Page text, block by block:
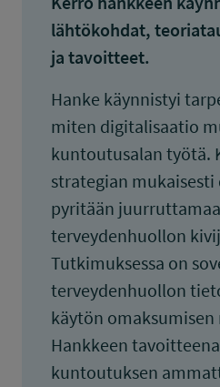
lähtökohdat,
ja tavoitteet.
Hanke käynnistyi
miten digitalisaatio
kuntoutusalan työtä.
strategian
pyritään
terveydenhuollon
Tutkimuksessa on
terveydenhuollon
käytön omaksumisen
Hankkeen
kuntoutuksen